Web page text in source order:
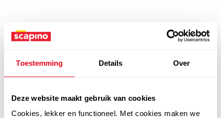
Toestemming Details Over
Deze website maakt gebruik van cookies
Cookies, lekker en functioneel. Met cookies maken we